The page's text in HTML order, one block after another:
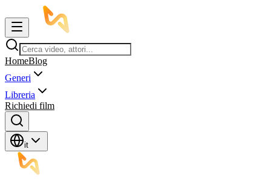
HomeBlog
Generi
Libreria
Richiedi film
it